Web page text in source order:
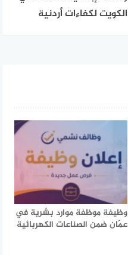
الكويت لكفاءات أردنية
وظيفة موظفة موارد بشرية في
عمّان ضمن الصناعات الكهربائية